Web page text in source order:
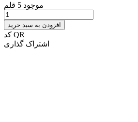
موجود 5 قلم
افزودن به سبد خرید
کد QR
اشتراک گذاری